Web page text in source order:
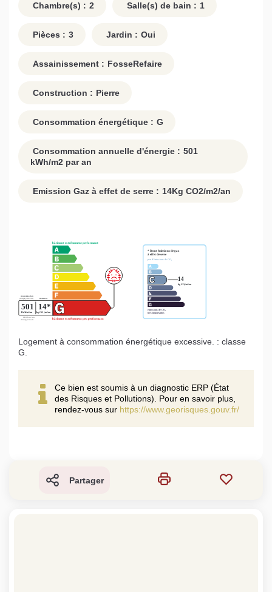
Chambre(s) : 2 Salle(s) de bain : 1
Pièces : 3 Jardin : Oui
Assainissement : FosseRefaire
Construction : Pierre
Consommation énergétique : G
Consommation annuelle d'énergie : 501
kWh/m2 par an
Emission Gaz à effet de serre : 14Kg CO2/m2/an
Logement à consommation énergétique excessive. : classe
G.
Ce bien est soumis à un diagnostic ERP (État
des Risques et Pollutions). Pour en savoir plus,
rendez-vous sur https://www.georisques.gouv.fr/
Partager